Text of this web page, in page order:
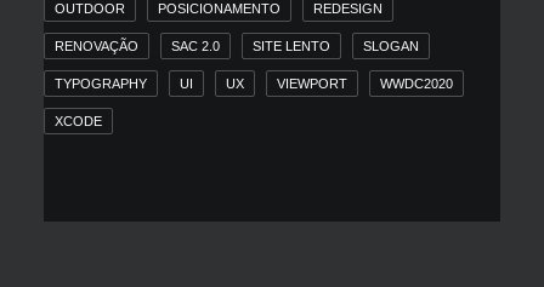
OUTDOOR POSICIONAMENTO REDESIGN
RENOVAÇÃO SAC 2.0 SITE LENTO SLOGAN
TYPOGRAPHY UI UX VIEWPORT WWDC2020
XCODE